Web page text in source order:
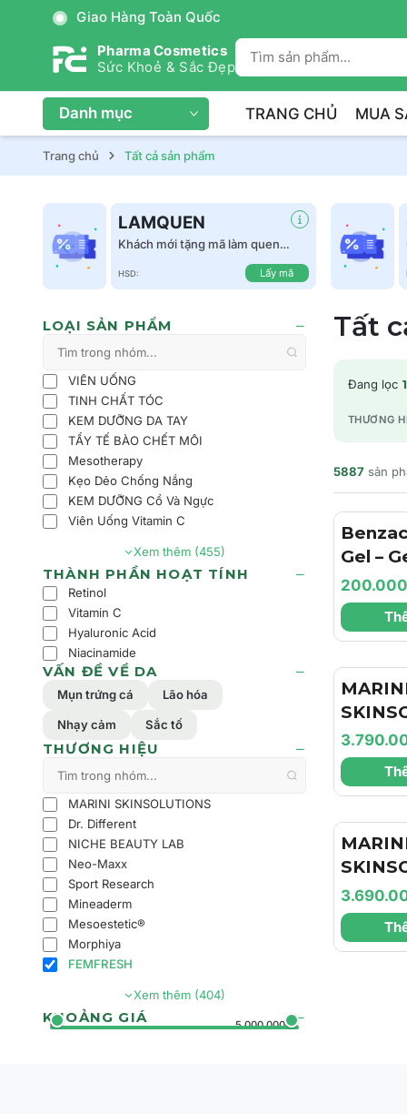
Trị Liệu Da Cá Nhân Hóa
Pharma Cosmetics
Sức Khoẻ & Sắc Đẹp
Danh mục TRANG CHỦ MUA
Trang chủ Tất cả sản phẩm
LAMQUEN
Khách mới tặng mã làm quen
HSD: Lấy mã
LOẠI SẢN PHẨM
VIÊN UỐNG
TINH CHẤT TÓC
KEM DƯỠNG DA TAY
TẨY TẾ BÀO CHẾT MÔI
Mesotherapy
Kẹo Dẻo Chống Nắng
KEM DƯỠNG Cổ Và Ngực
Viên Uống Vitamin C
Xem thêm (455)
THÀNH PHẦN HOẠT TÍNH
Retinol
Vitamin C
Hyaluronic Acid
Niacinamide
VẤN ĐỀ VỀ DA
Mụn trứng cá Lão hóa
Nhạy cảm Sắc tố
THƯƠNG HIỆU
MARINI SKINSOLUTIONS
Dr. Different
NICHE BEAUTY LAB
Neo-Maxx
Sport Research
Mineaderm
Mesoestetic®
Morphiya
FEMFRESH
Xem thêm (404)
KHOẢNG GIÁ
0đ 5.000.000đ+
Tất
Đang lọc 1
THƯƠNG
5887 sản
Gel –
Trợ
Dịu
Dầu
Cream
Dưỡng
Căng
Marini
Face
Chất